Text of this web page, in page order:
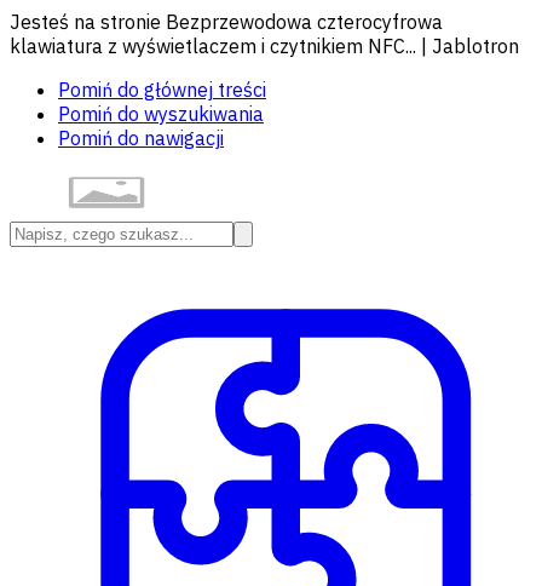
Jesteś na stronie Bezprzewodowa czterocyfrowa
klawiatura z wyświetlaczem i czytnikiem NFC... | Jablotron
Pomiń do głównej treści
Pomiń do wyszukiwania
Pomiń do nawigacji